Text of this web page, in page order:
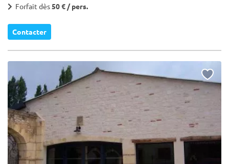
Forfait dès50 € / pers.
Contacter